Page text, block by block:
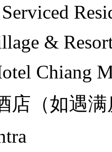
&
Chiang
店（如遇